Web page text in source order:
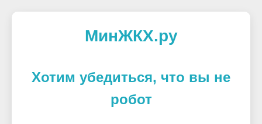
МинЖКХ.ру
Хотим убедиться, что вы не
робот